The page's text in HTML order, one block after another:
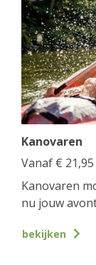
Kanovaren
Vanaf € 21,95
Kanovaren
nu jouw
bekijken